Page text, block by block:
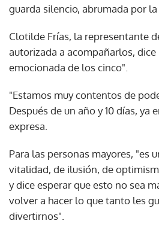
guarda silencio, abrumada por la
Clotilde Frías, la representante
autorizada a acompañarlos, dice
emocionada de los cinco".
"Estamos muy contentos de
Después de un año y 10 días, ya
expresa.
Para las personas mayores, "es
vitalidad, de ilusión, de
y dice esperar que esto no sea
volver a hacer lo que tanto les
divertirnos".